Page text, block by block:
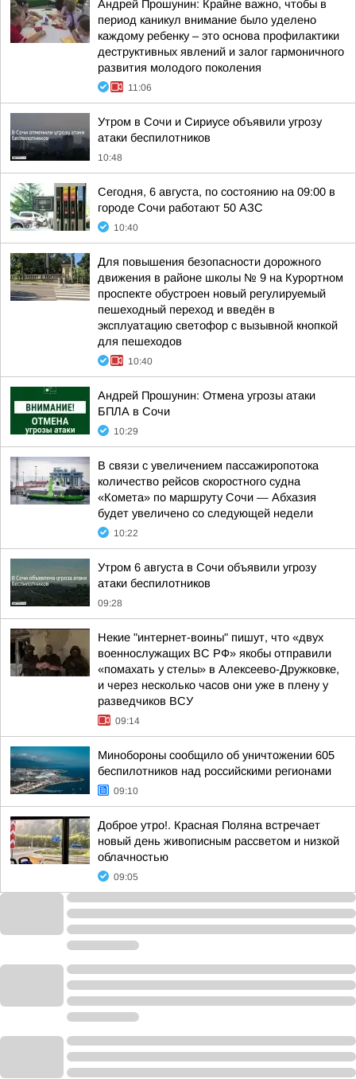
Андрей Прошунин: Крайне важно, чтобы в
период каникул внимание было уделено
каждому ребенку – это основа профилактики
деструктивных явлений и залог гармоничного
развития молодого поколения
11:06
Утром в Сочи и Сириусе объявили угрозу
атаки беспилотников
10:48
Сегодня, 6 августа, по состоянию на 09:00 в
городе Сочи работают 50 АЗС
10:40
Для повышения безопасности дорожного
движения в районе школы № 9 на Курортном
проспекте обустроен новый регулируемый
пешеходный переход и введён в
эксплуатацию светофор с вызывной кнопкой
для пешеходов
10:40
Андрей Прошунин: Отмена угрозы атаки
БПЛА в Сочи
10:29
В связи с увеличением пассажиропотока
количество рейсов скоростного судна
«Комета» по маршруту Сочи — Абхазия
будет увеличено со следующей недели
10:22
Утром 6 августа в Сочи объявили угрозу
атаки беспилотников
09:28
Некие "интернет-воины" пишут, что «двух
военнослужащих ВС РФ» якобы отправили
«помахать у стелы» в Алексеево-Дружковке,
и через несколько часов они уже в плену у
разведчиков ВСУ
09:14
Минобороны сообщило об уничтожении 605
беспилотников над российскими регионами
09:10
Доброе утро!. Красная Поляна встречает
новый день живописным рассветом и низкой
облачностью
09:05